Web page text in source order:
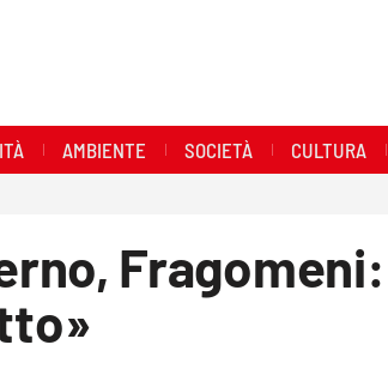
AMBIENTE SOCIETÀ CULTURA
Fragomeni: